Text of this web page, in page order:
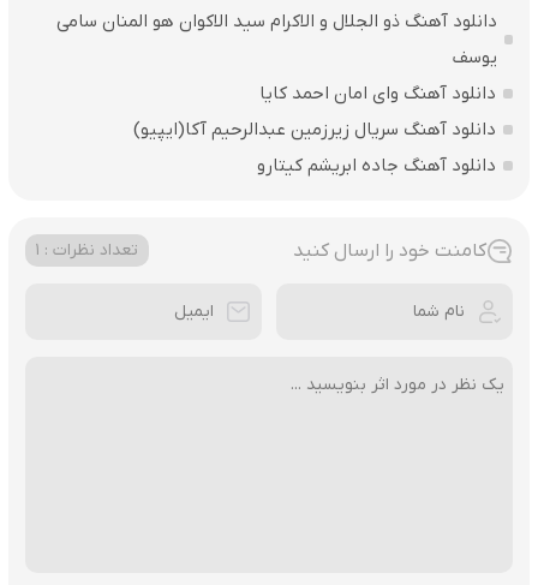
دانلود آهنگ ذو الجلال و الاکرام سید الاکوان هو المنان سامی
یوسف
دانلود آهنگ وای امان احمد کایا
دانلود آهنگ سریال زیرزمین عبدالرحیم آکا(ایپیو)
دانلود آهنگ جاده ابریشم کیتارو
کامنت خود را ارسال کنید تعداد نظرات : 1